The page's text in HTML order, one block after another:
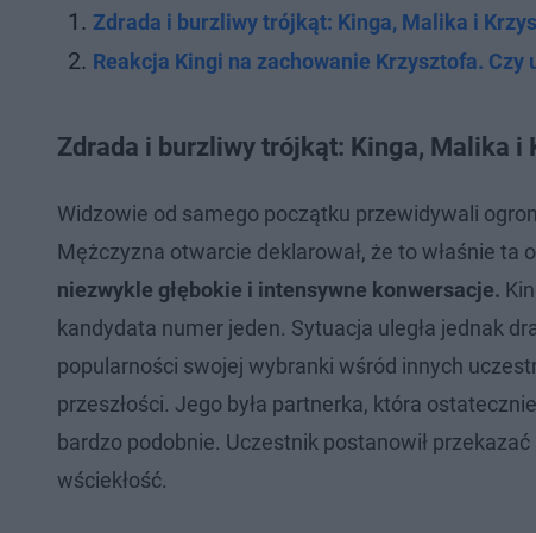
Zdrada i burzliwy trójkąt: Kinga, Malika i
Reakcja Kingi na zachowanie Krzysztofa.
Zdrada i burzliwy trójkąt: Kinga, Malika i
Widzowie od samego początku przewidywali
Mężczyzna otwarcie deklarował, że to właśnie ta
niezwykle głębokie i intensywne konwersacje.
kandydata numer jeden. Sytuacja uległa jednak
popularności swojej wybranki wśród innych
przeszłości. Jego była partnerka, która
bardzo podobnie. Uczestnik postanowił
wściekłość.